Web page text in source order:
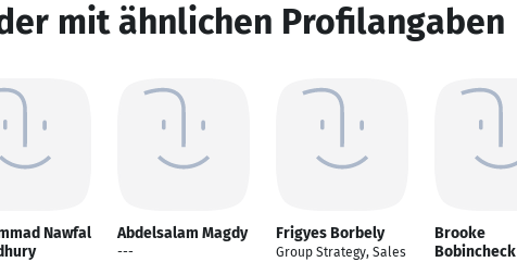
mit ähnlichen Profilangaben
Nawfal
Abdelsalam Magdy
---
Frigyes Borbely
Group Strategy, Sales
Brooke
Bobincheck